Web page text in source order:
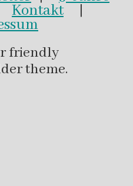
Kontakt|
friendly
theme.